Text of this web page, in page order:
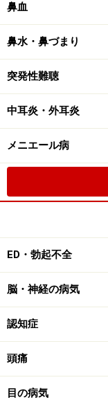
鼻血
鼻水・鼻づまり
突発性難聴
中耳炎・外耳炎
メニエール病
ED・勃起不全
脳・神経の病気
認知症
頭痛
目の病気